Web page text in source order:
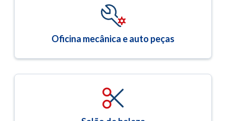
Oficina mecânica e auto peças